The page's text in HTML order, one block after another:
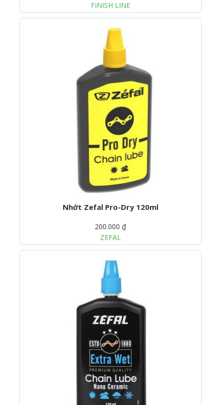
FINISH LINE
Nhớt Zefal Pro-Dry 120ml
200.000 ₫
ZEFAL